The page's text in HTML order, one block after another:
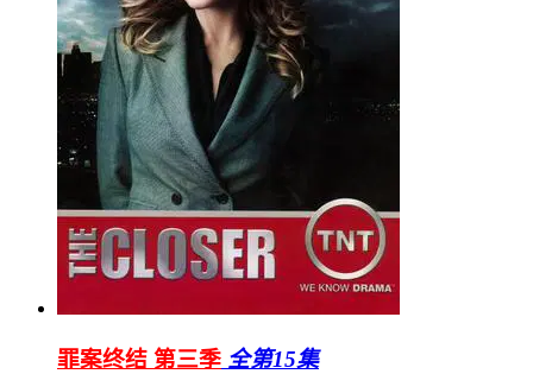
罪案终结 第三季 全第15集